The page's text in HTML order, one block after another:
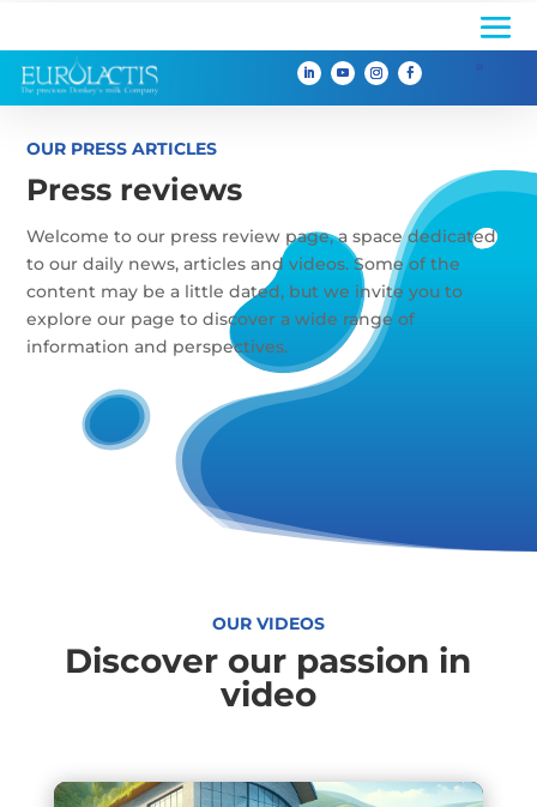
OUR PRESS ARTICLES
Press reviews
Welcome to our press review page, a space dedicated
to our daily news, articles and videos. Some of the
content may be a little dated, but we invite you to
explore our page to discover a wide range of
information and perspectives.
OUR VIDEOS
Discover our passion in
video